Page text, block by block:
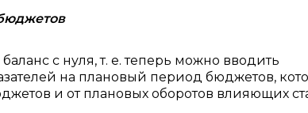
с нуля, т. е. теперь можно вводить
на плановый период бюджетов,
и от плановых оборотов влияющих